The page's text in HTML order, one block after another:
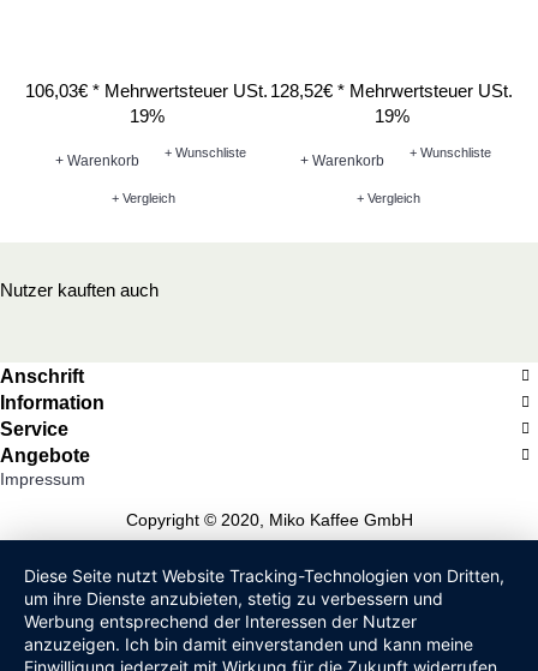
106,03€ * Mehrwertsteuer USt.
19%
+ Warenkorb + Wunschliste
+ Vergleich
128,52€ * Mehrwertsteuer USt.
19%
+ Warenkorb + Wunschliste
+ Vergleich
Nutzer kauften auch
Anschrift
Information
Service
Angebote
Impressum
Copyright © 2020, Miko Kaffee GmbH
Diese Seite nutzt Website Tracking-Technologien von Dritten,
um ihre Dienste anzubieten, stetig zu verbessern und
Werbung entsprechend der Interessen der Nutzer
anzuzeigen. Ich bin damit einverstanden und kann meine
Einwilligung jederzeit mit Wirkung für die Zukunft widerrufen